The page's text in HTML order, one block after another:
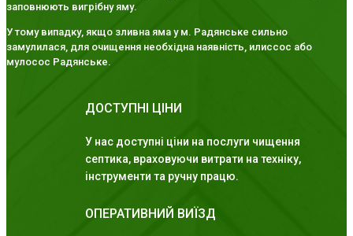
заповнюють вигрібну яму.
У тому випадку, якщо зливна яма у м. Радянське сильно
замулилася, для очищення необхідна наявність, илиссос або
мулосос Радянське.
ДОСТУПНІ ЦІНИ
У нас доступні ціни на послуги чищення
септика, враховуючи витрати на техніку,
інструменти та ручну працю.
ОПЕРАТИВНИЙ ВИЇЗД